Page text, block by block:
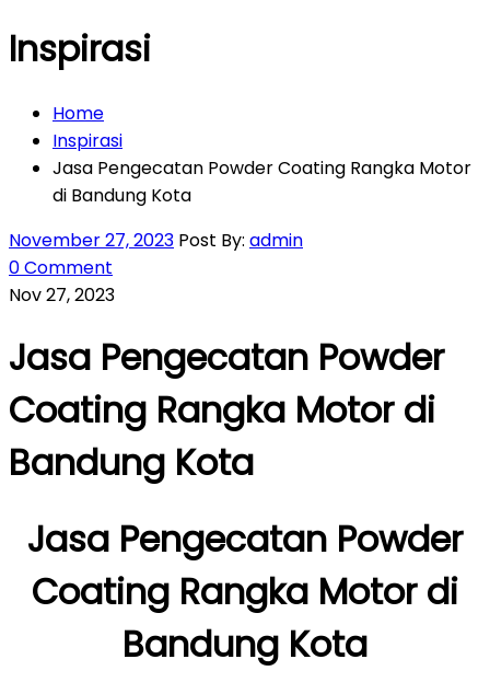
Inspirasi
Home
Inspirasi
Jasa Pengecatan Powder Coating Rangka Motor
di Bandung Kota
November 27, 2023 Post By: admin
0 Comment
Nov 27, 2023
Jasa Pengecatan Powder
Coating Rangka Motor di
Bandung Kota
Jasa Pengecatan Powder
Coating Rangka Motor di
Bandung Kota